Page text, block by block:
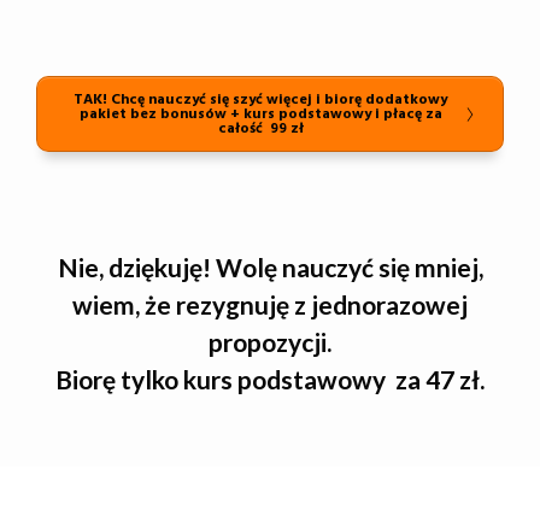
TAK! Chcę nauczyć się szyć więcej i biorę dodatkowy
pakiet bez bonusów + kurs podstawowy i płacę za
całość 99 zł
Nie, dziękuję! Wolę nauczyć się mniej,
wiem, że rezygnuję z jednorazowej
propozycji.
Biorę tylko kurs podstawowy za 47 zł.